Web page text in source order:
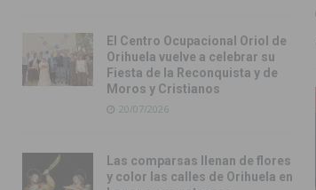
El Centro Ocupacional Oriol de
Orihuela vuelve a celebrar su
Fiesta de la Reconquista y de
Moros y Cristianos
20/07/2026
Las comparsas llenan de flores
y color las calles de Orihuela en